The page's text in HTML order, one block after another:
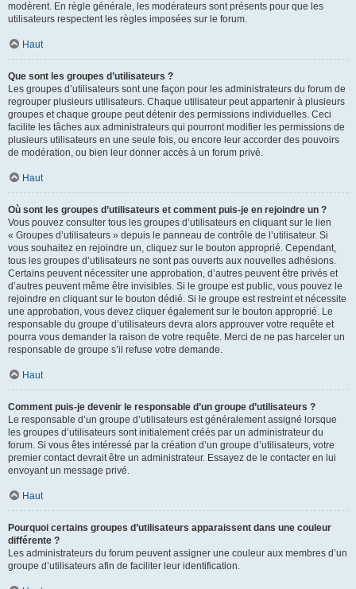
modèrent. En règle générale, les modérateurs sont présents pour que les
utilisateurs respectent les règles imposées sur le forum.
Haut
Que sont les groupes d’utilisateurs ?
Les groupes d’utilisateurs sont une façon pour les administrateurs du forum de
regrouper plusieurs utilisateurs. Chaque utilisateur peut appartenir à plusieurs
groupes et chaque groupe peut détenir des permissions individuelles. Ceci
facilite les tâches aux administrateurs qui pourront modifier les permissions de
plusieurs utilisateurs en une seule fois, ou encore leur accorder des pouvoirs
de modération, ou bien leur donner accès à un forum privé.
Haut
Où sont les groupes d’utilisateurs et comment puis-je en rejoindre un ?
Vous pouvez consulter tous les groupes d’utilisateurs en cliquant sur le lien
« Groupes d’utilisateurs » depuis le panneau de contrôle de l’utilisateur. Si
vous souhaitez en rejoindre un, cliquez sur le bouton approprié. Cependant,
tous les groupes d’utilisateurs ne sont pas ouverts aux nouvelles adhésions.
Certains peuvent nécessiter une approbation, d’autres peuvent être privés et
d’autres peuvent même être invisibles. Si le groupe est public, vous pouvez le
rejoindre en cliquant sur le bouton dédié. Si le groupe est restreint et nécessite
une approbation, vous devez cliquer également sur le bouton approprié. Le
responsable du groupe d’utilisateurs devra alors approuver votre requête et
pourra vous demander la raison de votre requête. Merci de ne pas harceler un
responsable de groupe s’il refuse votre demande.
Haut
Comment puis-je devenir le responsable d’un groupe d’utilisateurs ?
Le responsable d’un groupe d’utilisateurs est généralement assigné lorsque
les groupes d’utilisateurs sont initialement créés par un administrateur du
forum. Si vous êtes intéressé par la création d’un groupe d’utilisateurs, votre
premier contact devrait être un administrateur. Essayez de le contacter en lui
envoyant un message privé.
Haut
Pourquoi certains groupes d’utilisateurs apparaissent dans une couleur
différente ?
Les administrateurs du forum peuvent assigner une couleur aux membres d’un
groupe d’utilisateurs afin de faciliter leur identification.